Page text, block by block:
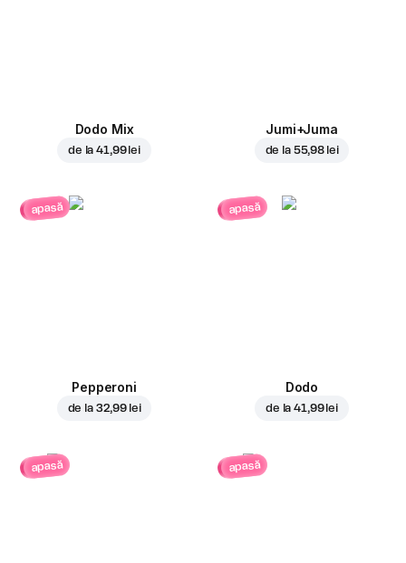
Dodo Mix
de la41,99 lei
Jumi+Juma
de la 55,98 lei
apasă
Pepperoni
de la 32,99 lei
apasă
Dodo
de la41,99 lei
apasă apasă